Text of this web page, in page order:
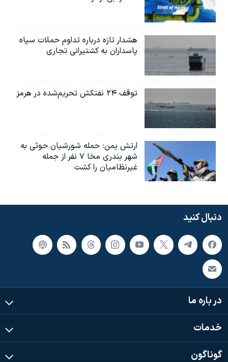
هشدار تازه درباره تداوم حملات سپاه
پاسداران به کشتیرانی تجاری
توقف ۲۴ نفتکش تحریم‌شده در هرمز
ارتش یمن: حمله شورشیان حوثی به
شهر بندری مخا ۷ نفر از جمله
غیرنظامیان را کشت
دنبال کنید
در باره ما
خدمات
گوناگون